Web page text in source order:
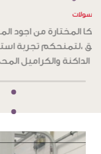
حضرت بعناية حبوب
تحميصها بدقة
بطعم جرئ من